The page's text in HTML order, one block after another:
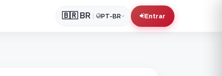
🇧🇷 BR | PT-BR Entrar